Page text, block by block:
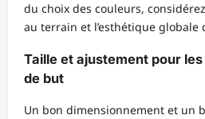
du choix des couleurs,
au terrain et l’esthétique globale
Taille et ajustement pour
de but
Un bon dimensionnement et un